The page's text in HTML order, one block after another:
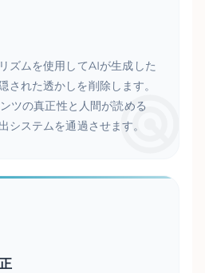
ズムを使用してAIが生成した
された透かしを削除します。
ツの真正性と人間が読める
システムを通過させます。